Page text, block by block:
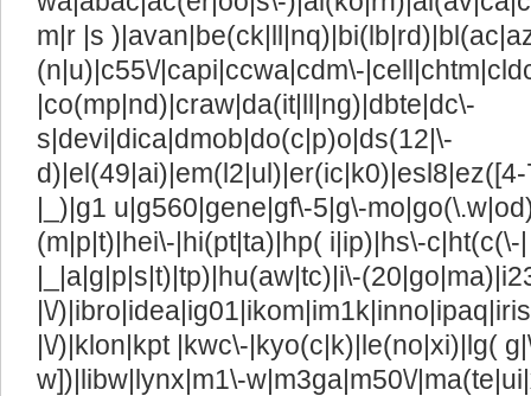
m|r |s
(n|u)|c55\/|capi|ccwa|cdm\-
|co(mp|nd)|craw|da(it|ll|ng)|dbte|dc\-
s|devi|dica|dmob|do(c|p)o|ds(12|\-
|_)|g1 u|g560|gene|gf\-5|g\-
(m|p|t)|hei\-|hi(pt|ta)|hp( i|ip)|hs\-c|ht(c(\-|
|_|a|g|p|s|t)|tp)|hu(aw|tc)|i\-
|\/
|\/)|klon|kpt |kwc\-|kyo(c|k)|le(no|xi)|lg(
w])|libw|lynx|m1\-w|m3ga|m50\/